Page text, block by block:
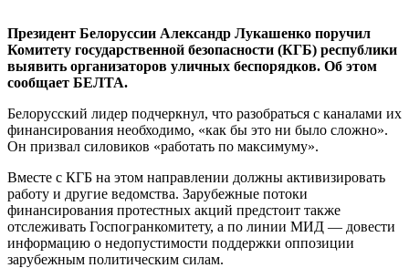
Президент Белоруссии Александр Лукашенко поручил
Комитету государственной безопасности (КГБ) республики
выявить организаторов уличных беспорядков. Об этом
сообщает БЕЛТА.
Белорусский лидер подчеркнул, что разобраться с каналами их
финансирования необходимо, «как бы это ни было сложно».
Он призвал силовиков «работать по максимуму».
Вместе с КГБ на этом направлении должны активизировать
работу и другие ведомства. Зарубежные потоки
финансирования протестных акций предстоит также
отслеживать Госпогранкомитету, а по линии МИД — довести
информацию о недопустимости поддержки оппозиции
зарубежным политическим силам.